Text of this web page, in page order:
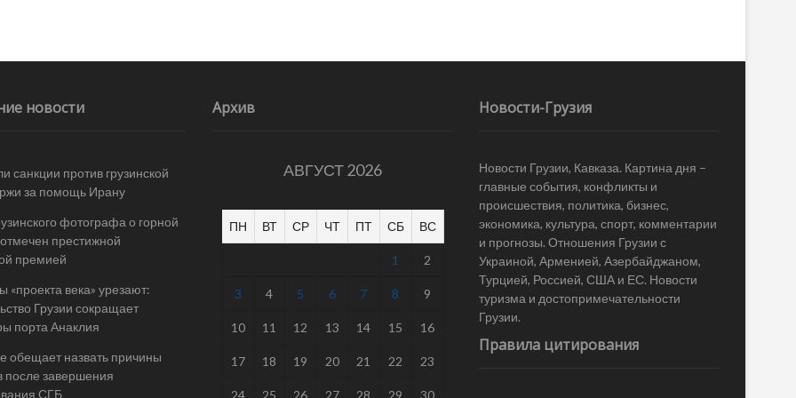
новости
санкции против грузинской
за помощь Ирану
фотографа о горной
престижной
премией
«проекта века» урезают:
Грузии сокращает
порта Анаклия
обещает назвать причины
после завершения
СГБ
Архив
АВГУСТ 2026
ПН ВТ СР ЧТ ПТ СБ ВС
1 2
3 4 5 6 7 8 9
10 11 12 13 14 15 16
17 18 19 20 21 22 23
24 25 26 27 28 29 30
Новости-Грузия
Новости Грузии, Кавказа. Картина дня –
главные события, конфликты и
происшествия, политика, бизнес,
экономика, культура, спорт, комментарии
и прогнозы. Отношения Грузии с
Украиной, Арменией, Азербайджаном,
Турцией, Россией, США и ЕС. Новости
туризма и достопримечательности
Грузии.
Правила цитирования